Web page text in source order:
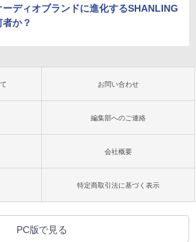
ーディオブランドに進化するSHANLING
者か？
お問い合わせ
編集部へのご連絡
会社概要
特定商取引法に基づく表示
PC版で見る